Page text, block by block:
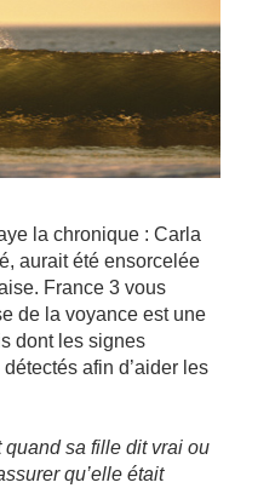
la chronique : Carla
aurait été ensorcelée
France 3 vous
de la voyance est une
dont les signes
afin d’aider les
sa fille dit vrai ou
qu’elle était